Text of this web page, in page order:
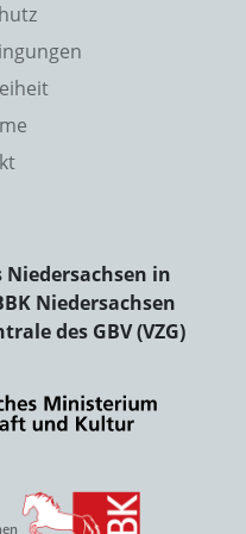
Niedersachsen in
Niedersachsen
des GBV (VZG)